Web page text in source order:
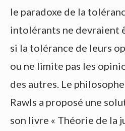
le paradoxe de la
intolérants ne devraient
si la tolérance de leurs
ou ne limite pas les
des autres. Le
Rawls a proposé une
son livre « Théorie de la